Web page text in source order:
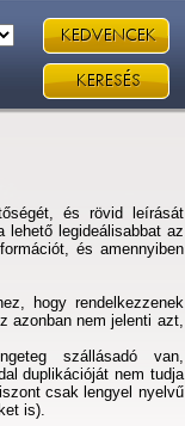
és rövid leírását
lehető legideálisabbat az
és amennyiben
hogy rendelkezzenek
azonban nem jelenti azt,
szállásadó van,
duplikációját nem tudja
csak lengyel nyelvű
is).